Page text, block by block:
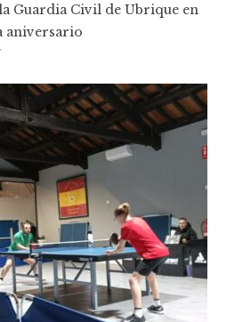
Guardia Civil de Ubrique en
aniversario